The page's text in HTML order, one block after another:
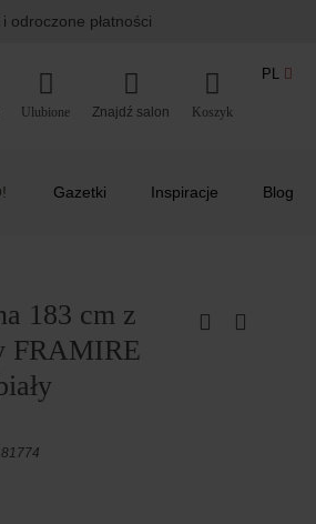
odroczone płatności
Ulubione Koszyk
PL
Gazetki Inspiracje Blog
183 cm z
FRAMIRE